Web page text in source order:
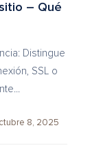
– Qué
Distingue
SSL o
8, 2025